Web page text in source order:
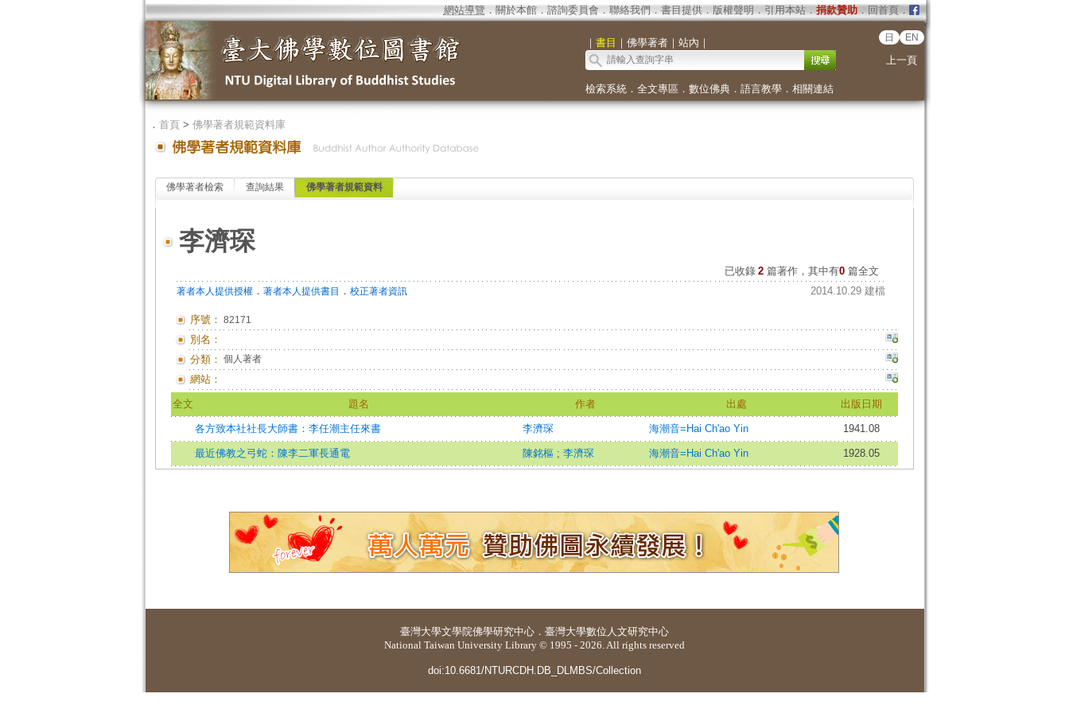
網站導覽 ． 關於本館． 諮詢委員會． 聯絡我們 ． 書目提供． 版權聲明 ． 引用本站． 捐款贊助．回首頁．
｜ 書目 ｜ 佛學著者｜ 站內 ｜ 日 EN
上一頁
檢索系統． 全文專區 ． 數位佛典． 語言教學． 相關連結
． 首頁> 佛學著者規範資料庫
佛學著者檢索 查詢結果 佛學著者規範資料
李濟琛
已收錄 2 篇著作，其中有0篇全文
著者本人提供授權． 著者本人提供書目 ． 校正著者資訊 2014.10.29 建檔
序號： 82171
別名：
分類： 個人著者
網站：
全文 題名 作者 出處 出版日期
各方致本社社長大師書：李任潮主任來書 李濟琛 海潮音=Hai Ch'ao Yin 1941.08
最近佛教之弓蛇：陳李二軍長通電 陳銘樞 ; 李濟琛 海潮音=Hai Ch'ao Yin 1928.05
臺灣大學文學院佛學研究中心 ． 臺灣大學數位人文研究中心
National Taiwan University Library © 1995 - 2026. All rights reserved
doi:10.6681/NTURCDH.DB_DLMBS/Collection